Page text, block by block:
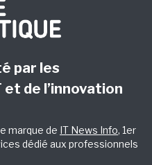
par les
de l’innovation
marque de IT News Info, 1er
dédié aux professionnels